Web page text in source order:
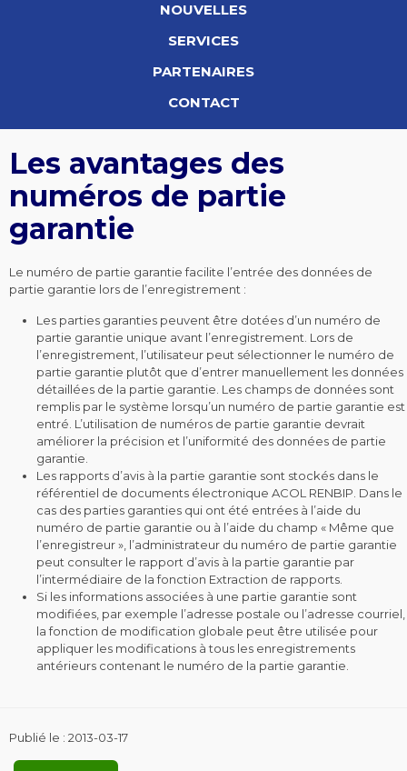
NOUVELLES
SERVICES
PARTENAIRES
CONTACT
Les avantages des
numéros de partie
garantie
Le numéro de partie garantie facilite l’entrée des données de
partie garantie lors de l’enregistrement :
Les parties garanties peuvent être dotées d’un numéro de
partie garantie unique avant l’enregistrement. Lors de
l’enregistrement, l’utilisateur peut sélectionner le numéro de
partie garantie plutôt que d’entrer manuellement les données
détaillées de la partie garantie. Les champs de données sont
remplis par le système lorsqu’un numéro de partie garantie est
entré. L’utilisation de numéros de partie garantie devrait
améliorer la précision et l’uniformité des données de partie
garantie.
Les rapports d’avis à la partie garantie sont stockés dans le
référentiel de documents électronique ACOL RENBIP. Dans le
cas des parties garanties qui ont été entrées à l’aide du
numéro de partie garantie ou à l’aide du champ « Même que
l’enregistreur », l’administrateur du numéro de partie garantie
peut consulter le rapport d’avis à la partie garantie par
l’intermédiaire de la fonction Extraction de rapports.
Si les informations associées à une partie garantie sont
modifiées, par exemple l’adresse postale ou l’adresse courriel,
la fonction de modification globale peut être utilisée pour
appliquer les modifications à tous les enregistrements
antérieurs contenant le numéro de la partie garantie.
Publié le : 2013-03-17